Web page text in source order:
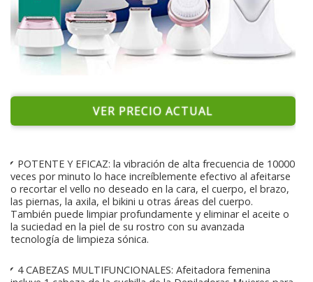
VER PRECIO ACTUAL
✔ POTENTE Y EFICAZ: la vibración de alta frecuencia de 10000
veces por minuto lo hace increíblemente efectivo al afeitarse
o recortar el vello no deseado en la cara, el cuerpo, el brazo,
las piernas, la axila, el bikini u otras áreas del cuerpo.
También puede limpiar profundamente y eliminar el aceite o
la suciedad en la piel de su rostro con su avanzada
tecnología de limpieza sónica.
✔ 4 CABEZAS MULTIFUNCIONALES: Afeitadora femenina